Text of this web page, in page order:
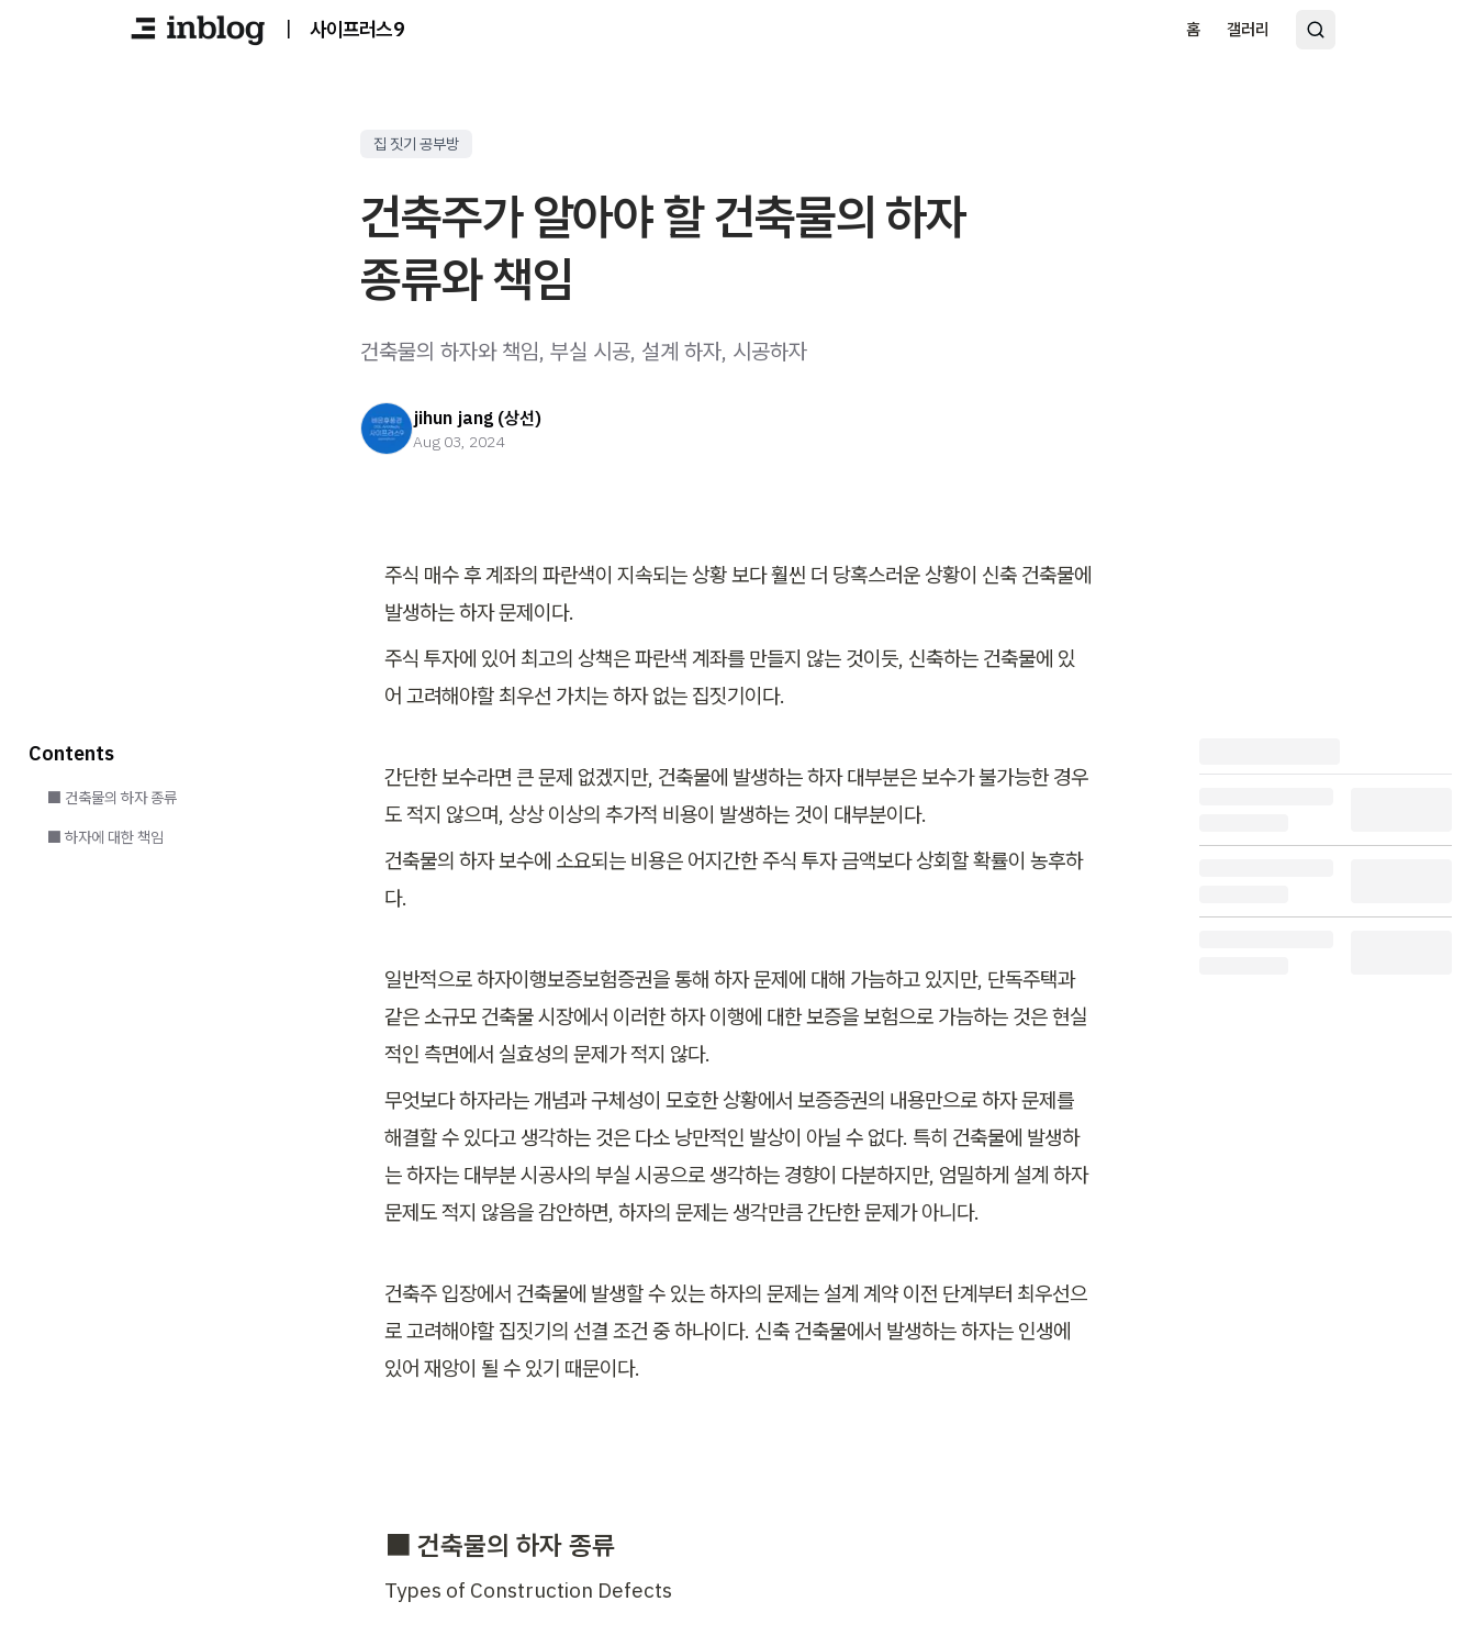
| 사이프러스9 홈 갤러리
집 짓기 공부방
건축주가 알아야 할 건축물의 하자
종류와 책임
건축물의 하자와 책임, 부실 시공, 설계 하자, 시공하자
jihun jang (상선)
Aug 03, 2024
주식 매수 후 계좌의 파란색이 지속되는 상황 보다 훨씬 더 당혹스러운 상황이 신축 건축물에
발생하는 하자 문제이다.
주식 투자에 있어 최고의 상책은 파란색 계좌를 만들지 않는 것이듯, 신축하는 건축물에 있
어 고려해야할 최우선 가치는 하자 없는 집짓기이다.
간단한 보수라면 큰 문제 없겠지만, 건축물에 발생하는 하자 대부분은 보수가 불가능한 경우
도 적지 않으며, 상상 이상의 추가적 비용이 발생하는 것이 대부분이다.
건축물의 하자 보수에 소요되는 비용은 어지간한 주식 투자 금액보다 상회할 확률이 농후하
다.
일반적으로 하자이행보증보험증권을 통해 하자 문제에 대해 가늠하고 있지만, 단독주택과
같은 소규모 건축물 시장에서 이러한 하자 이행에 대한 보증을 보험으로 가늠하는 것은 현실
적인 측면에서 실효성의 문제가 적지 않다.
무엇보다 하자라는 개념과 구체성이 모호한 상황에서 보증증권의 내용만으로 하자 문제를
해결할 수 있다고 생각하는 것은 다소 낭만적인 발상이 아닐 수 없다. 특히 건축물에 발생하
는 하자는 대부분 시공사의 부실 시공으로 생각하는 경향이 다분하지만, 엄밀하게 설계 하자
문제도 적지 않음을 감안하면, 하자의 문제는 생각만큼 간단한 문제가 아니다.
건축주 입장에서 건축물에 발생할 수 있는 하자의 문제는 설계 계약 이전 단계부터 최우선으
로 고려해야할 집짓기의 선결 조건 중 하나이다. 신축 건축물에서 발생하는 하자는 인생에
있어 재앙이 될 수 있기 때문이다.
⬛ 건축물의 하자 종류
Types of Construction Defects
Contents
⬛ 건축물의 하자 종류
⬛ 하자에 대한 책임